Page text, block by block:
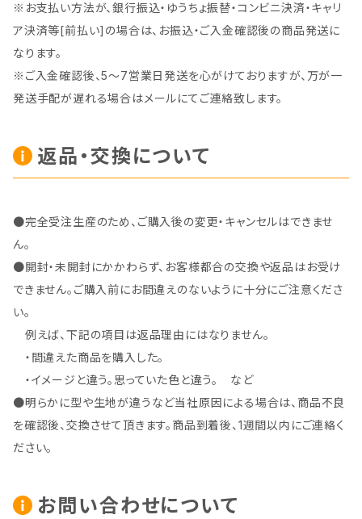
※お支払い方法が、銀行振込・ゆうちょ振替・コンビニ決済・キャリ
ア決済等[前払い]の場合は、お振込・ご入金確認後の商品発送に
なります。
※ご入金確認後、5～7営業日発送を心がけておりますが、万が一
発送手配が遅れる場合はメールにてご連絡致します。
返品・交換について
●完全受注生産のため、ご購入後の変更・キャンセルはできませ
ん。
●開封・未開封にかかわらず、お客様都合の交換や返品はお受け
できません。ご購入前にお間違えのないように十分にご注意くださ
い。
例えば、下記の項目は返品理由にはなりません。
・間違えた商品を購入した。
・イメージと違う。思っていた色と違う。 など
●明らかに型や生地が違うなど当社原因による場合は、商品不良
を確認後、交換させて頂きます。商品到着後、1週間以内にご連絡く
ださい。
お問い合わせについて